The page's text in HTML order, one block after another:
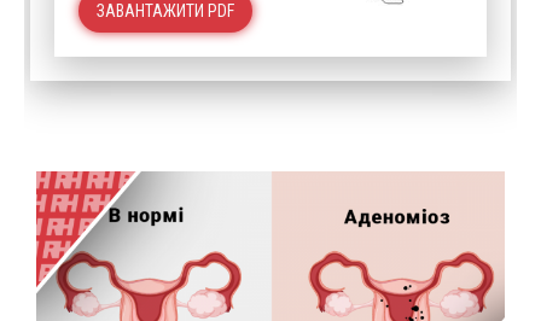
ЗАВАНТАЖИТИ PDF